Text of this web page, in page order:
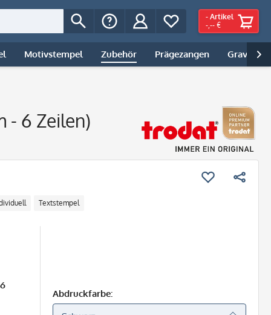
- Artikel
-,-- €
Motivstempel Zubehör Prägezangen Gravur |

- 6 Zeilen)
Textstempel
Abdruckfarbe: